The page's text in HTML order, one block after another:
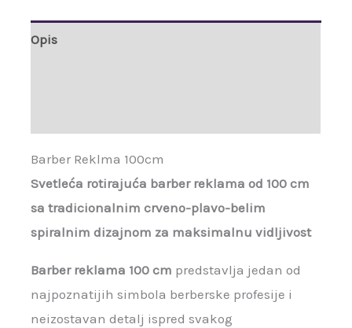
Opis
Barber Reklma 100cm
Svetleća rotirajuća barber reklama od 100 cm
sa tradicionalnim crveno-plavo-belim
spiralnim dizajnom za maksimalnu vidljivost
Barber reklama 100 cm predstavlja jedan od
najpoznatijih simbola berberske profesije i
neizostavan detalj ispred svakog